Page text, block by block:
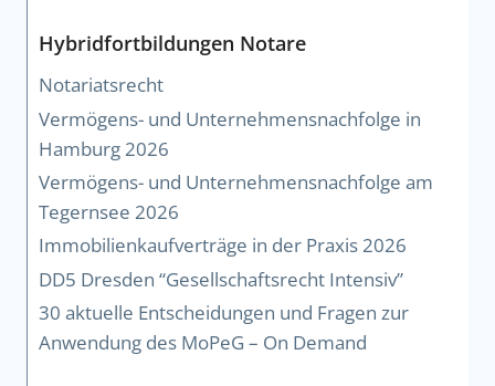
Hybridfortbildungen Notare
Notariatsrecht
Vermögens- und Unternehmensnachfolge in
Hamburg 2026
Vermögens- und Unternehmensnachfolge am
Tegernsee 2026
Immobilienkaufverträge in der Praxis 2026
DD5 Dresden “Gesellschaftsrecht Intensiv”
30 aktuelle Entscheidungen und Fragen zur
Anwendung des MoPeG – On Demand